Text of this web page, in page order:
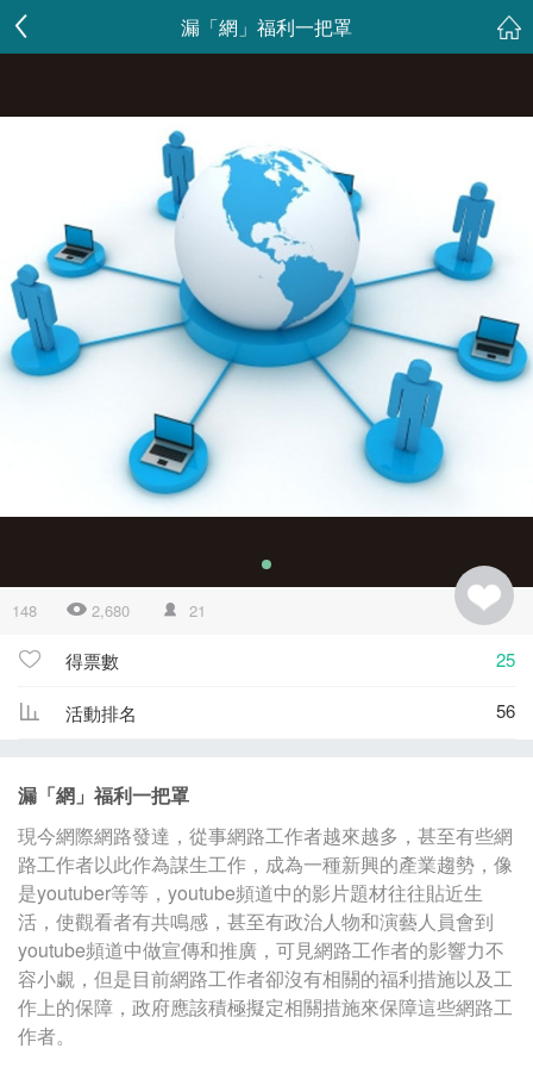
漏「網」福利一把罩
148 2,680 21
得票數 25
活動排名 56
漏「網」福利一把罩
現今網際網路發達，從事網路工作者越來越多，甚至有些網
路工作者以此作為謀生工作，成為一種新興的產業趨勢，像
是youtuber等等，youtube頻道中的影片題材往往貼近生
活，使觀看者有共鳴感，甚至有政治人物和演藝人員會到
youtube頻道中做宣傳和推廣，可見網路工作者的影響力不
容小覷，但是目前網路工作者卻沒有相關的福利措施以及工
作上的保障，政府應該積極擬定相關措施來保障這些網路工
作者。